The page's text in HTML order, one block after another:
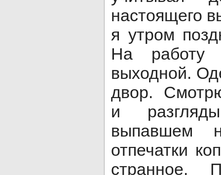
настоящего
я утром
На
выходной.
двор.
и
выпавшем
отпечатки
странное.